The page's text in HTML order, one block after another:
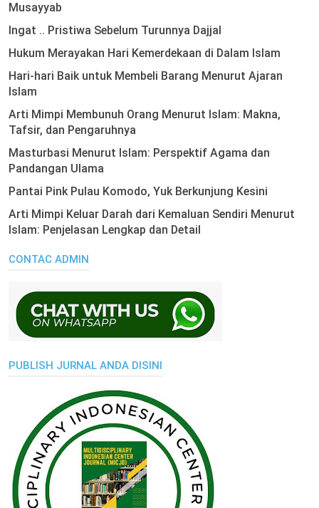
Musayyab
Ingat .. Pristiwa Sebelum Turunnya Dajjal
Hukum Merayakan Hari Kemerdekaan di Dalam Islam
Hari-hari Baik untuk Membeli Barang Menurut Ajaran
Islam
Arti Mimpi Membunuh Orang Menurut Islam: Makna,
Tafsir, dan Pengaruhnya
Masturbasi Menurut Islam: Perspektif Agama dan
Pandangan Ulama
Pantai Pink Pulau Komodo, Yuk Berkunjung Kesini
Arti Mimpi Keluar Darah dari Kemaluan Sendiri Menurut
Islam: Penjelasan Lengkap dan Detail
CONTAC ADMIN
PUBLISH JURNAL ANDA DISINI